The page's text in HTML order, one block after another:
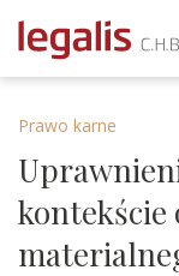
Prawo karne
kontekście